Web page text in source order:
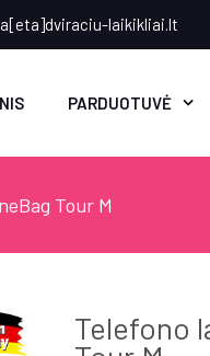
laikikliai.lt
PARDUOTUVĖ
Tour M
Telefono